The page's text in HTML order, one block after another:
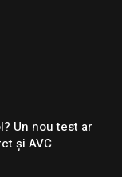
Un nou test ar
și AVC